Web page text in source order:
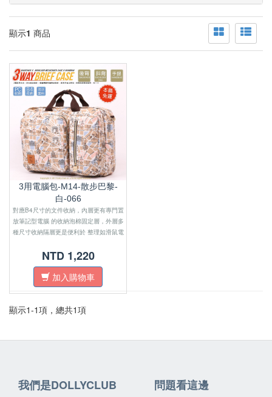
顯示1 商品
3用電腦包-M14-散步巴黎-
白-066
對應B4尺寸的文件收納，內層更有專門置
放筆記型電腦 的收納泡棉固定層，外層多
種尺寸收納隔層更是便利於 整理如滑鼠電
NTD 1,220
加入購物車
顯示1-1項，總共1項
我們是DOLLYCLUB 問題看這邊